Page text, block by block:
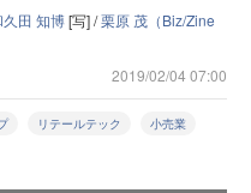
久田 知博[写] /栗原 茂（Biz/Zine
2019/02/04 07:00
リテールテック 小売業